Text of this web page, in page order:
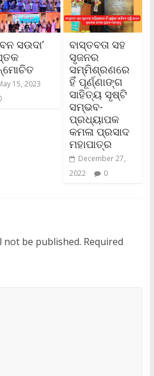
ସଉଦା’
15, 2023
ବାସ୍ତବତା ସହ
ସୃଜନର
ସମ୍ମିଶ୍ରଣରେ
ହିଁ ପୂର୍ଣ୍ଣାଙ୍ଗ
ସାହିତ୍ୟ ସୃଷ୍ଟି
ସମ୍ଭବ-
ପ୍ରଧ୍ୟାପକ
କମଳା ପ୍ରସାଦ
ମହାପାତ୍ର
December 27,
2022
0
not be published. Required